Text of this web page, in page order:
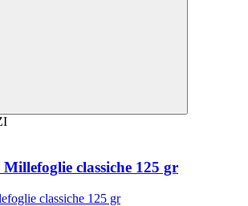
classiche 125 gr
classiche 125 gr